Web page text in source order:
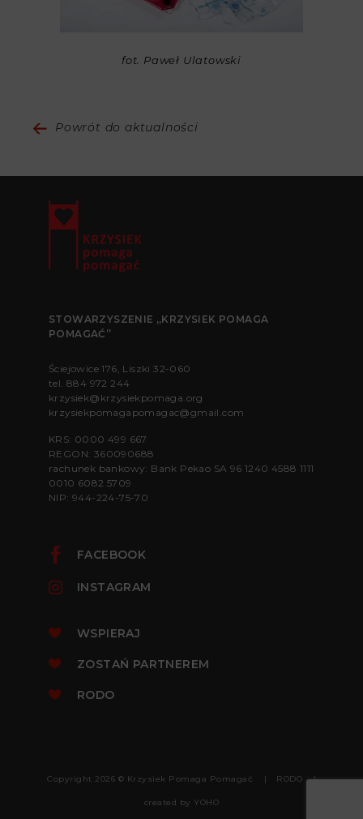
fot. Paweł Ulatowski
Powrót do aktualności
STOWARZYSZENIE „KRZYSIEK POMAGA
POMAGAĆ”
Ściejowice 176, Liszki 32-060
tel. 884 972 244
krzysiek@krzysiekpomaga.org
krzysiekpomagapomagac@gmail.com
KRS: 0000 499 667
REGON: 360090688
rachunek bankowy: Bank Pekao SA 96 1240 4588 1111
0010 6082 5709
NIP: 944-224-75-70
FACEBOOK
INSTAGRAM
WSPIERAJ
ZOSTAŃ PARTNEREM
RODO
Copyright 2026 © Krzysiek Pomaga Pomagać RODO
created by YOHO